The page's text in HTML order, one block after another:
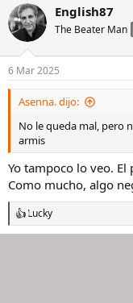
a
c
c
i
o
n
e
English87
The Beater Man
6 Mar 2025
Asenna. dijo:
No le queda mal, pero
armis
Yo tampoco lo veo.
Como mucho, algo
R
e
Lucky